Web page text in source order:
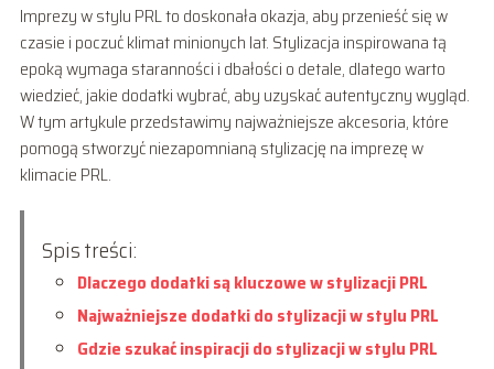
Imprezy w stylu PRL to doskonała okazja, aby przenieść się w
czasie i poczuć klimat minionych lat. Stylizacja inspirowana tą
epoką wymaga staranności i dbałości o detale, dlatego warto
wiedzieć, jakie dodatki wybrać, aby uzyskać autentyczny wygląd.
W tym artykule przedstawimy najważniejsze akcesoria, które
pomogą stworzyć niezapomnianą stylizację na imprezę w
klimacie PRL.
Spis treści:
Dlaczego dodatki są kluczowe w stylizacji PRL
Najważniejsze dodatki do stylizacji w stylu PRL
Gdzie szukać inspiracji do stylizacji w stylu PRL